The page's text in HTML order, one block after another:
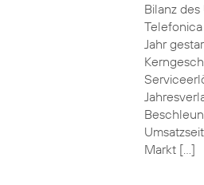
Bilanz
Jahr
Markt […]